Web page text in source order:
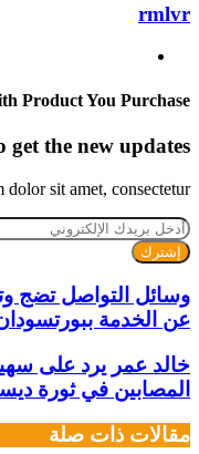
rmlvr
Product You Purchase
the new updates!
sit amet, consectetur.
أدخل
بريدك
الإلكتروني
وسائل التواصل تضج
عن الخدمة
خالد عمر يرد على
المصابين في ثورة
مقالات ذات صلة